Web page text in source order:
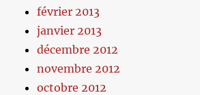
février 2013
janvier 2013
décembre 2012
novembre 2012
octobre 2012